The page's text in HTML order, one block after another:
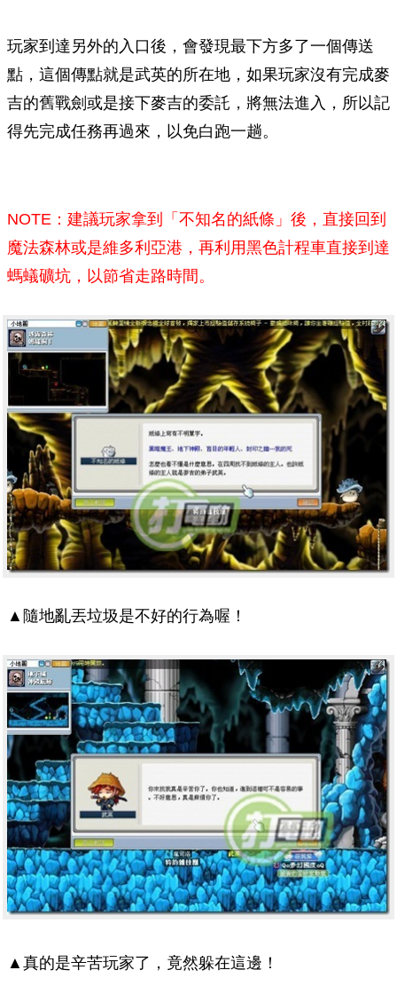
玩家到達另外的入口後，會發現最下方多了一個傳送
點，這個傳點就是武英的所在地，如果玩家沒有完成麥
吉的舊戰劍或是接下麥吉的委託，將無法進入，所以記
得先完成任務再過來，以免白跑一趟。
NOTE：建議玩家拿到「不知名的紙條」後，直接回到
魔法森林或是維多利亞港，再利用黑色計程車直接到達
螞蟻礦坑，以節省走路時間。
▲隨地亂丟垃圾是不好的行為喔！
▲真的是辛苦玩家了，竟然躲在這邊！